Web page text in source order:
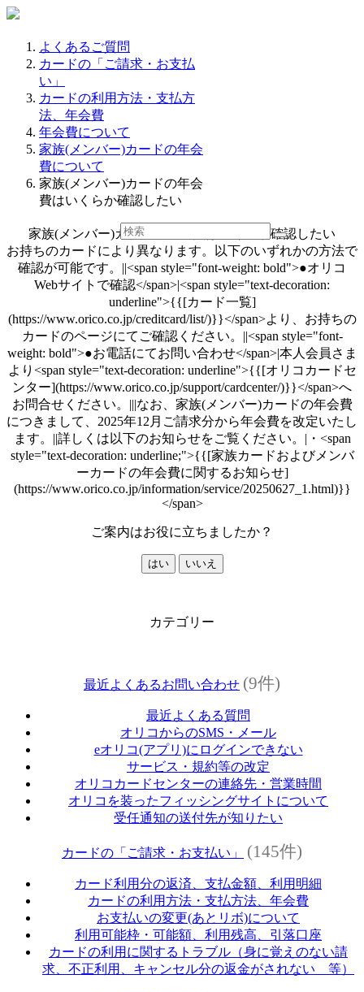
よくあるご質問
カードの「ご請求・お支払
い」
カードの利用方法・支払方
法、年会費
年会費について
家族(メンバー)カードの年会
費について
家族(メンバー)カードの年会
費はいくらか確認したい
家族(メンバー)カードの年会費はいくらか確認したい
お持ちのカードにより異なります。以下のいずれかの方法で
確認が可能です。||<span style="font-weight: bold">●オリコ
Webサイトで確認</span>|<span style="text-decoration:
underline">{{[カード一覧]
(https://www.orico.co.jp/creditcard/list/)}}</span>より、お持ちの
カードのページにてご確認ください。||<span style="font-
weight: bold">●お電話にてお問い合わせ</span>|本人会員さま
より<span style="text-decoration: underline">{{[オリコカードセ
ンター](https://www.orico.co.jp/support/cardcenter/)}}</span>へ
お問合せください。|||なお、家族(メンバー)カードの年会費
につきまして、2025年12月ご請求分から年会費を改定いたし
ます。||詳しくは以下のお知らせをご覧ください。|・<span
style="text-decoration: underline;">{{[家族カードおよびメンバ
ーカードの年会費に関するお知らせ]
(https://www.orico.co.jp/information/service/20250627_1.html)}}
</span>
ご案内はお役に立ちましたか？
はい いいえ
カテゴリー
最近よくあるお問い合わせ (9件)
最近よくある質問
オリコからのSMS・メール
eオリコ(アプリ)にログインできない
サービス・規約等の改定
オリコカードセンターの連絡先・営業時間
オリコを装ったフィッシングサイトについて
受任通知の送付先が知りたい
カードの「ご請求・お支払い」 (145件)
カード利用分の返済、支払金額、利用明細
カードの利用方法・支払方法、年会費
お支払いの変更(あとリボ)について
利用可能枠・可能額、利用残高、引落口座
カードの利用に関するトラブル（身に覚えのない請
求、不正利用、キャンセル分の返金がされない 等）